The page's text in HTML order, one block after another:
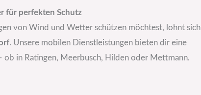
für perfekten Schutz
von Wind und Wetter schützen möchtest, lohnt sich
. Unsere mobilen Dienstleistungen bieten dir eine
in Ratingen, Meerbusch, Hilden oder Mettmann.